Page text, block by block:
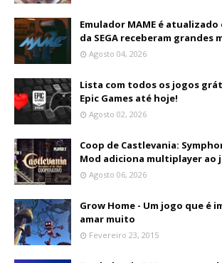
Emulador MAME é
da SEGA receberam grandes
Agosto 04, 2026
Lista com todos os jogos
Epic Games até hoje!
Agosto 02, 2026
Coop de Castlevania:
Mod adiciona multiplayer ao
Agosto 06, 2026
Grow Home - Um jogo que é
amar muito
Fevereiro 23, 2015